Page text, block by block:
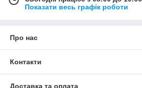
Показати весь графік роботи
Про нас
Контакти
Доставка та оплата